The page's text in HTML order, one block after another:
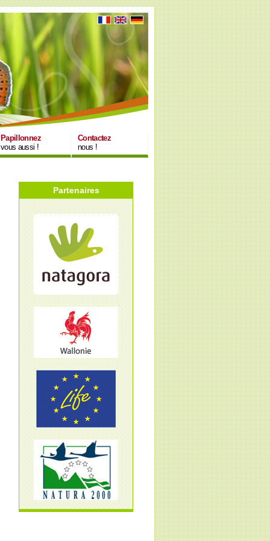
Papillonnez
vous aussi !
Contactez
nous !
Partenaires